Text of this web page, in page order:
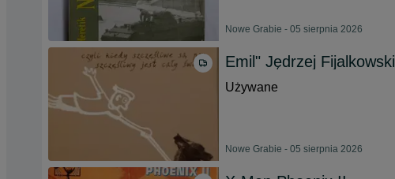
Nowe Grabie - 05 sierpnia 2026
Emil" Jędrzej Fijalkowski
Używane
Nowe Grabie - 05 sierpnia 2026